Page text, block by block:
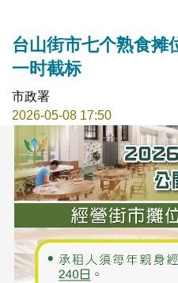
台山街市七个熟食摊
一时截标
市政署
2026-05-08 17:50